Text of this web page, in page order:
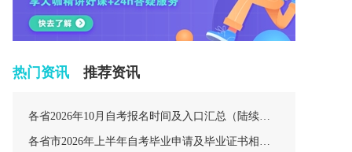
热门资讯
各省2026年10月自考报名时间及入口汇总（陆续更新中）
各省市2026年上半年自考毕业申请及毕业证书相关安排汇总
推荐资讯